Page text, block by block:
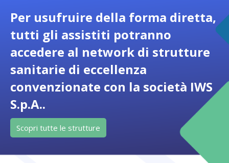
Per usufruire della forma diretta,
tutti gli assistiti potranno
accedere al network di strutture
sanitarie di eccellenza
convenzionate con la società IWS
S.p.A..
Scopri tutte le strutture